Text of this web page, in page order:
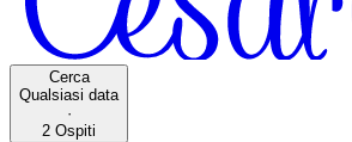
Cerca
Qualsiasi data
·
2 Ospiti